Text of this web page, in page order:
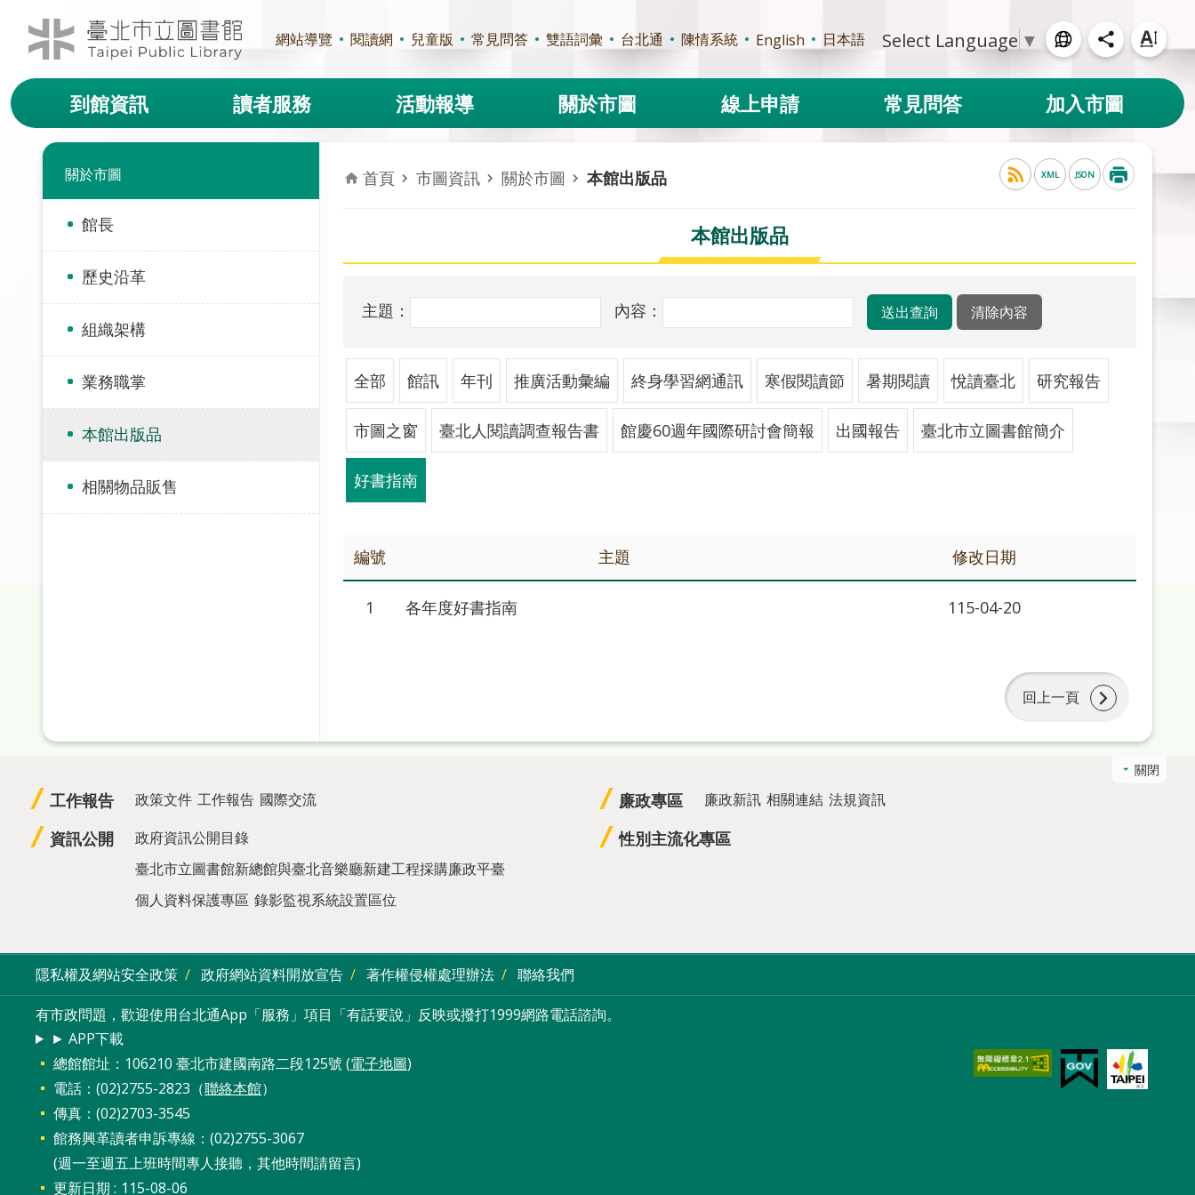
跳到主要內容區塊
網站導覽 閱讀網 兒童版 常見問答 雙語詞彙 台北通 陳情系統 English 日本語 Select Language ▼
到館資訊 讀者服務 活動報導 關於市圖 線上申請 常見問答 加入市圖
關於市圖
館長
歷史沿革
組織架構
業務職掌
本館出版品
相關物品販售
首頁 市圖資訊 關於市圖 本館出版品 XML JSON
本館出版品
主題： 內容：
全部 館訊 年刊 推廣活動彙編 終身學習網通訊 寒假閱讀節 暑期閱讀 悅讀臺北 研究報告
市圖之窗 臺北人閱讀調查報告書 館慶60週年國際研討會簡報 出國報告 臺北市立圖書館簡介
好書指南
編號 主題 修改日期
1 各年度好書指南 115-04-20
回上一頁
關閉
工作報告 政策文件 工作報告 國際交流
資訊公開
政府資訊公開目錄
臺北市立圖書館新總館與臺北音樂廳新建工程採購廉政平臺
個人資料保護專區 錄影監視系統設置區位
廉政專區 廉政新訊 相關連結 法規資訊
性別主流化專區
隱私權及網站安全政策 政府網站資料開放宣告 著作權侵權處理辦法 聯絡我們
有市政問題，歡迎使用台北通App「服務」項目「有話要說」反映或撥打1999網路電話諮詢。
► APP下載
總館館址：106210 臺北市建國南路二段125號 (電子地圖)
電話：(02)2755-2823（聯絡本館）
傳真：(02)2703-3545
館務興革讀者申訴專線：(02)2755-3067
(週一至週五上班時間專人接聽，其他時間請留言)
更新日期
115-08-06